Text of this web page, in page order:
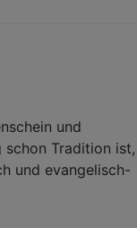
und
schon Tradition ist,
und evangelisch-